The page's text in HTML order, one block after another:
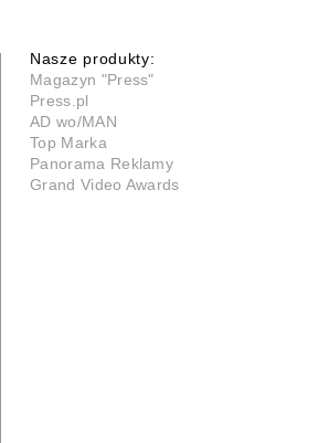
Nasze produkty:
Magazyn "Press"
Press.pl
AD wo/MAN
Top Marka
Panorama Reklamy
Grand Video Awards